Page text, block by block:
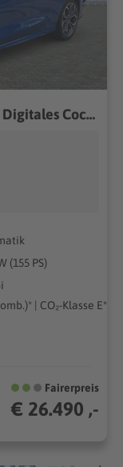
Ford Focus Turnier ST-Line X Navi Digitales Cockpit Soundsystem B & O LED Blendfreies Fernl.
(155 PS)
| CO₂-Klasse E*
Fairerpreis
€ 26.490 ,-